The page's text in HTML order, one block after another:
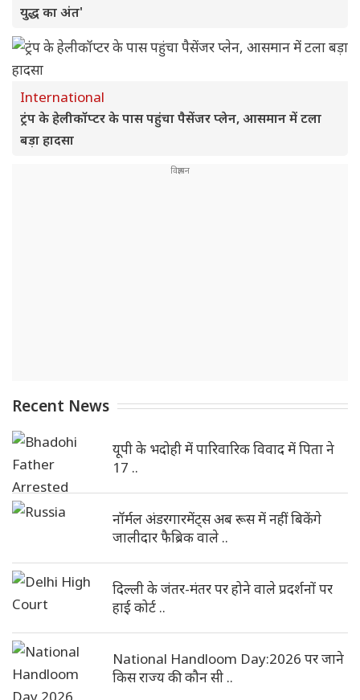
युद्ध का अंत'
International
ट्रंप के हेलीकॉप्टर के पास पहुंचा पैसेंजर प्लेन, आसमान में टला
बड़ा हादसा
Recent News
यूपी के भदोही में पारिवारिक विवाद में पिता ने
17 ..
नॉर्मल अंडरगारमेंट्स अब रूस में नहीं बिकेंगे
जालीदार फैब्रिक वाले ..
दिल्ली के जंतर-मंतर पर होने वाले प्रदर्शनों पर
हाई कोर्ट ..
National Handloom Day:2026 पर जाने
किस राज्य की कौन सी ..